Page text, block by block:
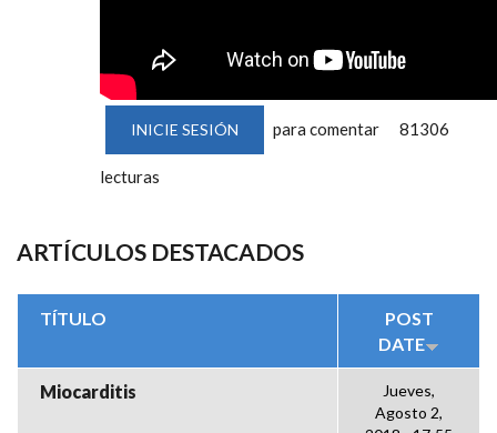
INICIE SESIÓN para comentar 81306
lecturas
ARTÍCULOS DESTACADOS
TÍTULO
POST
DATE
Miocarditis
Jueves,
Agosto 2,